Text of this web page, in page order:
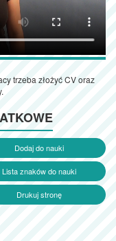
trzeba złożyć CV oraz
Dodaj do nauki
Lista znaków do nauki
Drukuj stronę